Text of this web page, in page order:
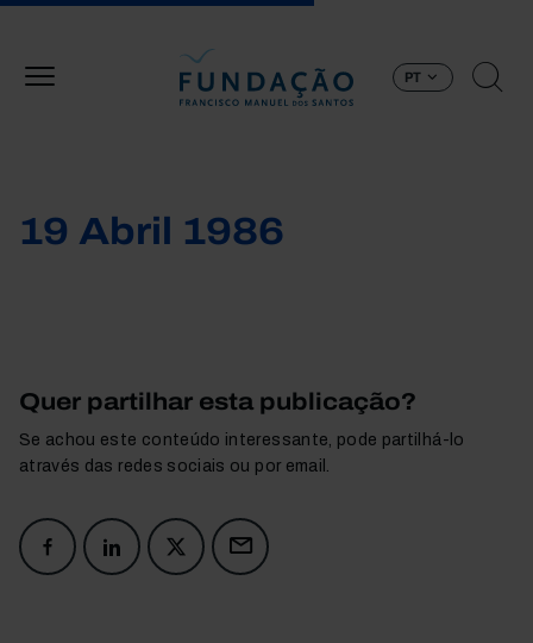
PT
19 Abril 1986
Quer partilhar esta publicação?
Se achou este conteúdo interessante, pode partilhá-lo
através das redes sociais ou por email.